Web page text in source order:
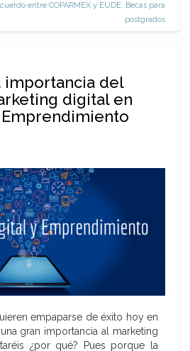
entre COPARMEX y EUDE. Becas para
postgrados
importancia del
digital en
empaparse de éxito hoy en
gran importancia al marketing
¿por qué? Pues porque la